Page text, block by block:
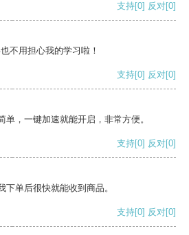
支持[0] 反对[0]
不用担心我的学习啦！
支持[0] 反对[0]
单，一键加速就能开启，非常方便。
支持[0] 反对[0]
单后很快就能收到商品。
支持[0] 反对[0]